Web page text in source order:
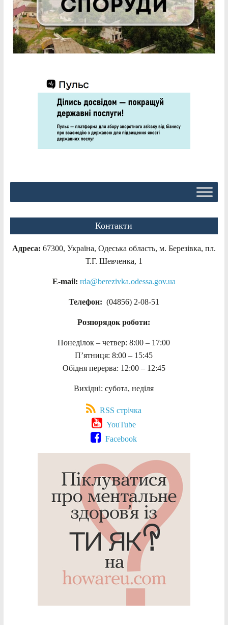
Контакти
Адреса: 67300, Україна, Одеська область, м. Березівка, пл.
Т.Г. Шевченка, 1
E-mail: rda@berezivka.odessa.gov.ua
Телефон: (04856) 2-08-51
Розпорядок роботи:
Понеділок – четвер: 8:00 – 17:00
П’ятниця: 8:00 – 15:45
Обідня перерва: 12:00 – 12:45
Вихідні: субота, неділя
RSS стрічка
YouTube
Facebook